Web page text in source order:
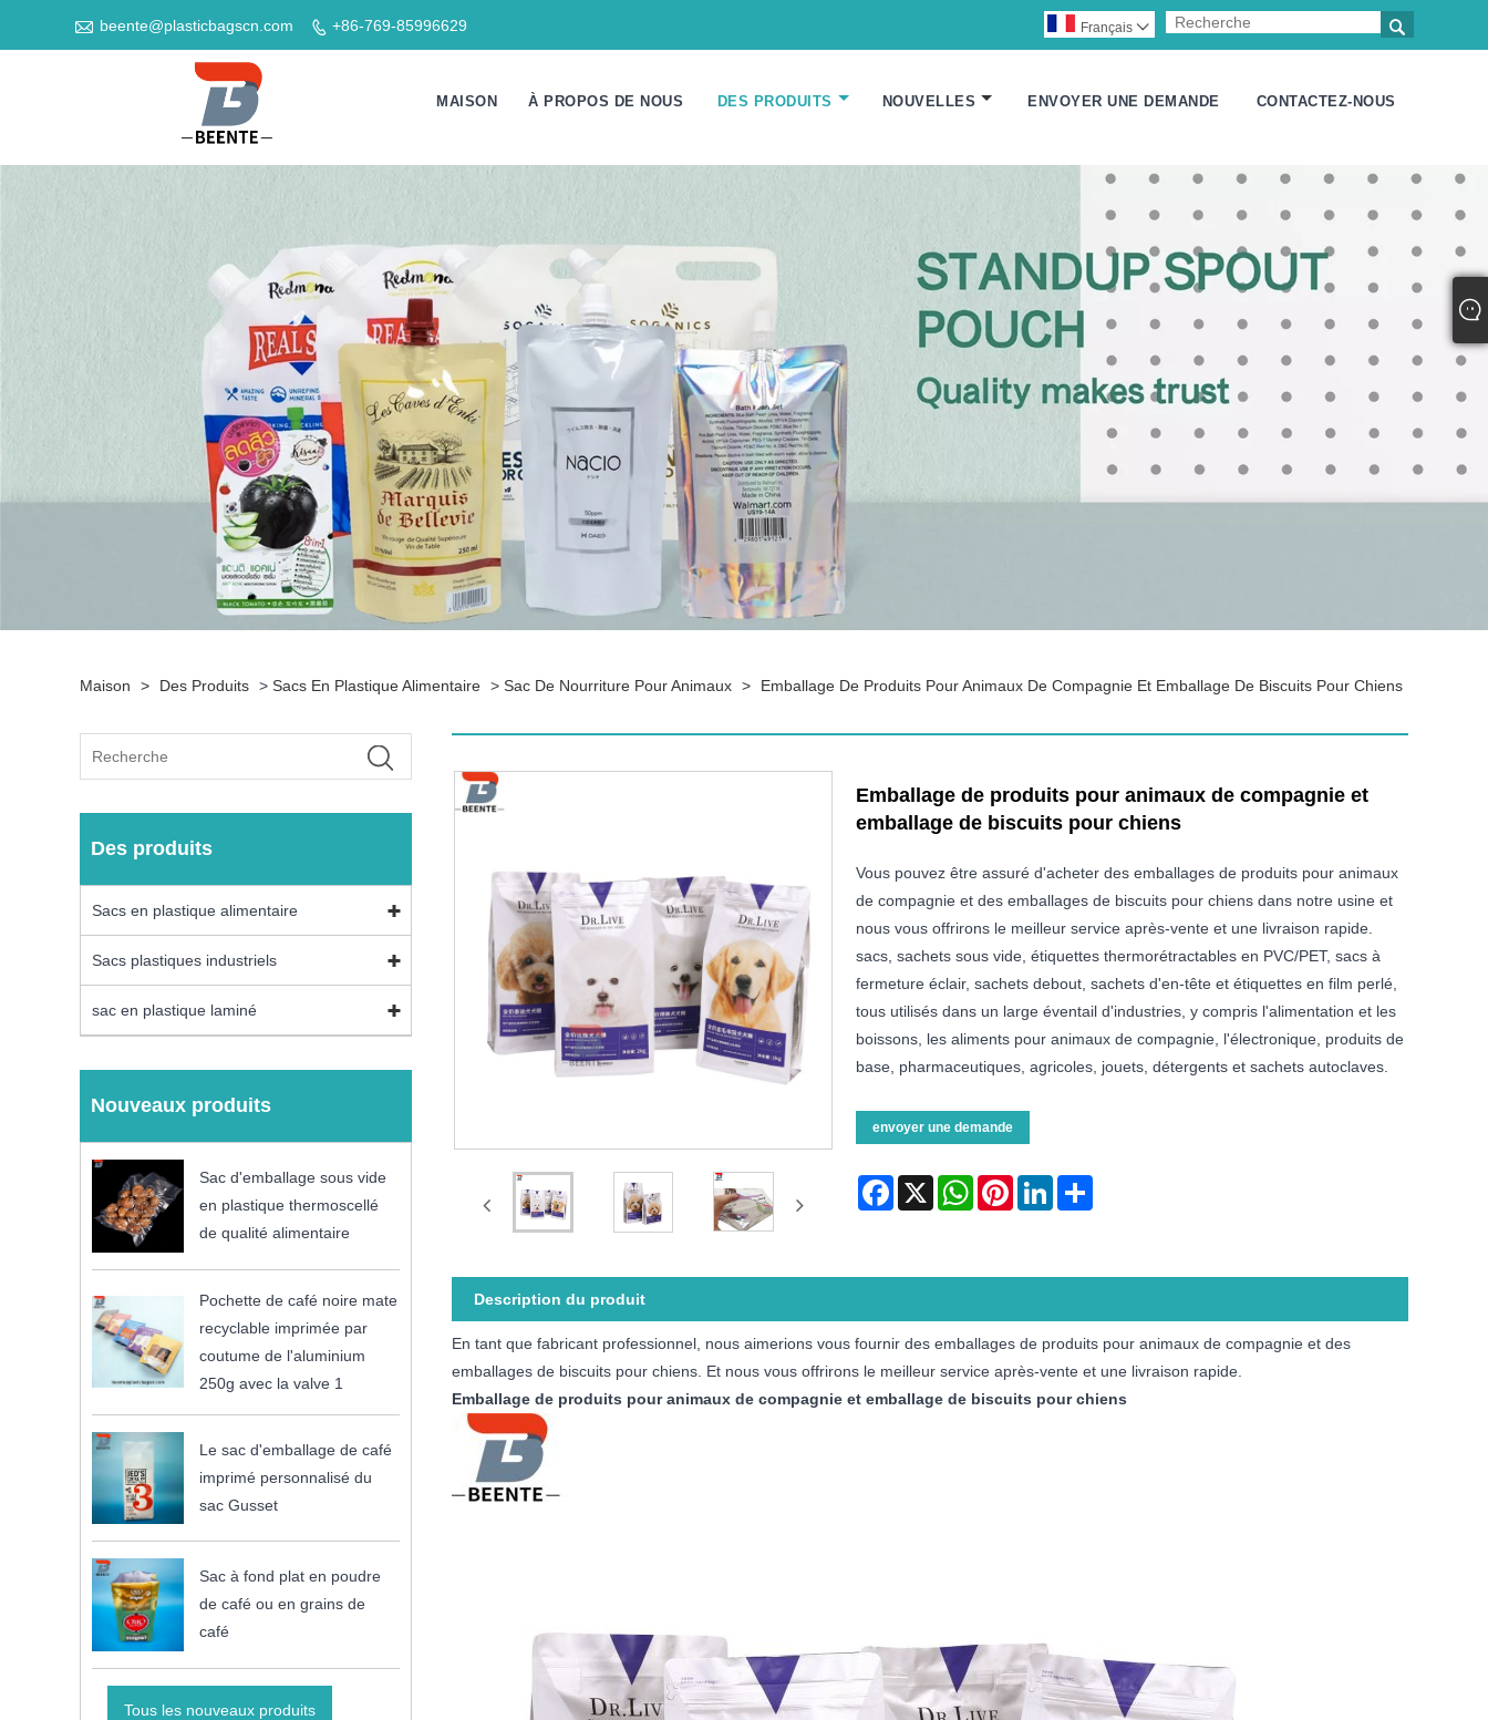
 beente@plasticbagscn.com  +86-769-85996629 
Français 
MAISON À PROPOS DE NOUS DES PRODUITS NOUVELLES ENVOYER UNE DEMANDE CONTACTEZ-NOUS
Maison > Des Produits > Sacs En Plastique Alimentaire > Sac De Nourriture Pour Animaux > Emballage De Produits Pour Animaux De Compagnie Et Emballage De Biscuits Pour Chiens
Des produits
Sacs en plastique alimentaire
Sacs plastiques industriels
sac en plastique laminé
Nouveaux produits
Sac d'emballage sous vide
en plastique thermoscellé
de qualité alimentaire
Pochette de café noire mate
recyclable imprimée par
coutume de l'aluminium
250g avec la valve 1
Le sac d'emballage de café
imprimé personnalisé du
sac Gusset
Sac à fond plat en poudre
de café ou en grains de
café
Tous les nouveaux produits
Emballage de produits pour animaux de compagnie et
emballage de biscuits pour chiens
Vous pouvez être assuré d'acheter des emballages de produits pour animaux
de compagnie et des emballages de biscuits pour chiens dans notre usine et
nous vous offrirons le meilleur service après-vente et une livraison rapide.
sacs, sachets sous vide, étiquettes thermorétractables en PVC/PET, sacs à
fermeture éclair, sachets debout, sachets d'en-tête et étiquettes en film perlé,
tous utilisés dans un large éventail d'industries, y compris l'alimentation et les
boissons, les aliments pour animaux de compagnie, l'électronique, produits de
base, pharmaceutiques, agricoles, jouets, détergents et sachets autoclaves.
envoyer une demande
Facebook
X WhatsAppPinterestLinkedInShare
Description du produit
En tant que fabricant professionnel, nous aimerions vous fournir des emballages de produits pour animaux de compagnie et des
emballages de biscuits pour chiens. Et nous vous offrirons le meilleur service après-vente et une livraison rapide.
Emballage de produits pour animaux de compagnie et emballage de biscuits pour chiens